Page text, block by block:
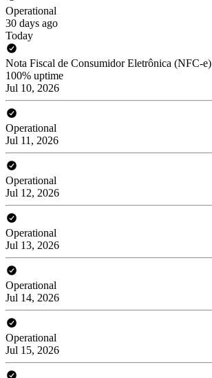
Operational
30 days ago
Today
Nota Fiscal de Consumidor Eletrônica (NFC-e)
100% uptime
Jul 10, 2026
Operational
Jul 11, 2026
Operational
Jul 12, 2026
Operational
Jul 13, 2026
Operational
Jul 14, 2026
Operational
Jul 15, 2026